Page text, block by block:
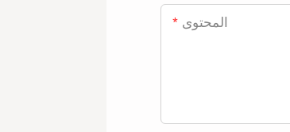
المحتوى